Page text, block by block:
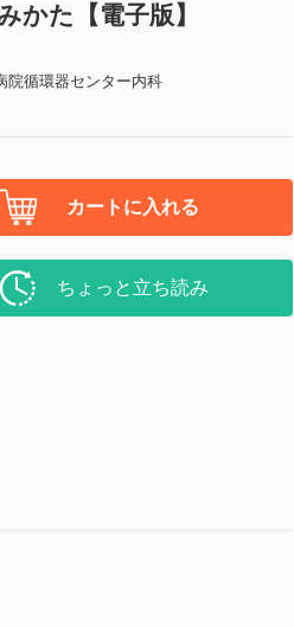
かた【電子版】
院循環器センター内科
カートに入れる
ちょっと立ち読み